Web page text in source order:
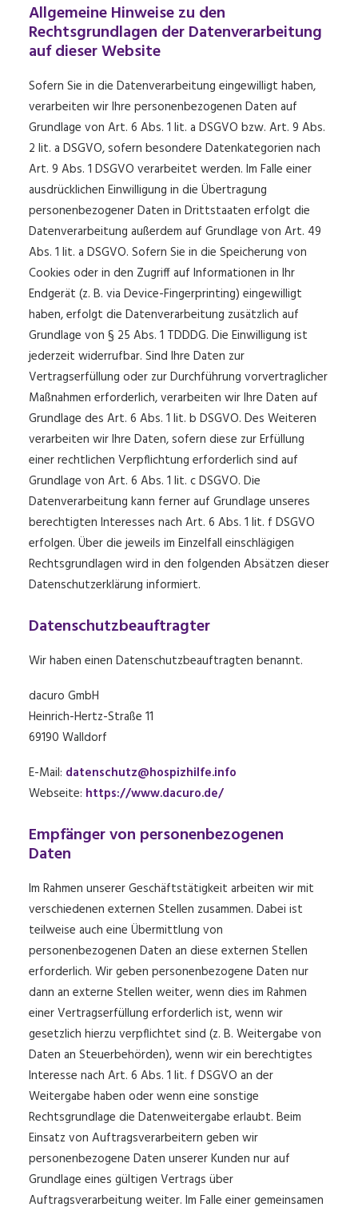
Allgemeine Hinweise zu den
Rechtsgrundlagen der Datenverarbeitung
auf dieser Website
Sofern Sie in die Datenverarbeitung eingewilligt haben,
verarbeiten wir Ihre personenbezogenen Daten auf
Grundlage von Art. 6 Abs. 1 lit. a DSGVO bzw. Art. 9 Abs.
2 lit. a DSGVO, sofern besondere Datenkategorien nach
Art. 9 Abs. 1 DSGVO verarbeitet werden. Im Falle einer
ausdrücklichen Einwilligung in die Übertragung
personenbezogener Daten in Drittstaaten erfolgt die
Datenverarbeitung außerdem auf Grundlage von Art. 49
Abs. 1 lit. a DSGVO. Sofern Sie in die Speicherung von
Cookies oder in den Zugriff auf Informationen in Ihr
Endgerät (z. B. via Device-Fingerprinting) eingewilligt
haben, erfolgt die Datenverarbeitung zusätzlich auf
Grundlage von § 25 Abs. 1 TDDDG. Die Einwilligung ist
jederzeit widerrufbar. Sind Ihre Daten zur
Vertragserfüllung oder zur Durchführung vorvertraglicher
Maßnahmen erforderlich, verarbeiten wir Ihre Daten auf
Grundlage des Art. 6 Abs. 1 lit. b DSGVO. Des Weiteren
verarbeiten wir Ihre Daten, sofern diese zur Erfüllung
einer rechtlichen Verpflichtung erforderlich sind auf
Grundlage von Art. 6 Abs. 1 lit. c DSGVO. Die
Datenverarbeitung kann ferner auf Grundlage unseres
berechtigten Interesses nach Art. 6 Abs. 1 lit. f DSGVO
erfolgen. Über die jeweils im Einzelfall einschlägigen
Rechtsgrundlagen wird in den folgenden Absätzen dieser
Datenschutzerklärung informiert.
Datenschutz­beauftragter
Wir haben einen Datenschutzbeauftragten benannt.
dacuro GmbH
Heinrich-Hertz-Straße 11
69190 Walldorf
E-Mail: datenschutz@hospizhilfe.info
Webseite: https://www.dacuro.de/
Empfänger von personenbezogenen
Daten
Im Rahmen unserer Geschäftstätigkeit arbeiten wir mit
verschiedenen externen Stellen zusammen. Dabei ist
teilweise auch eine Übermittlung von
personenbezogenen Daten an diese externen Stellen
erforderlich. Wir geben personenbezogene Daten nur
dann an externe Stellen weiter, wenn dies im Rahmen
einer Vertragserfüllung erforderlich ist, wenn wir
gesetzlich hierzu verpflichtet sind (z. B. Weitergabe von
Daten an Steuerbehörden), wenn wir ein berechtigtes
Interesse nach Art. 6 Abs. 1 lit. f DSGVO an der
Weitergabe haben oder wenn eine sonstige
Rechtsgrundlage die Datenweitergabe erlaubt. Beim
Einsatz von Auftragsverarbeitern geben wir
personenbezogene Daten unserer Kunden nur auf
Grundlage eines gültigen Vertrags über
Auftragsverarbeitung weiter. Im Falle einer gemeinsamen